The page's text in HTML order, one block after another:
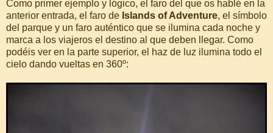
Como primer ejemplo y lógico, el faro del que os hablé en la
anterior entrada, el faro de Islands of Adventure, el símbolo
del parque y un faro auténtico que se ilumina cada noche y
marca a los viajeros el destino al que deben llegar. Como
podéis ver en la parte superior, el haz de luz ilumina todo el
cielo dando vueltas en 360º: